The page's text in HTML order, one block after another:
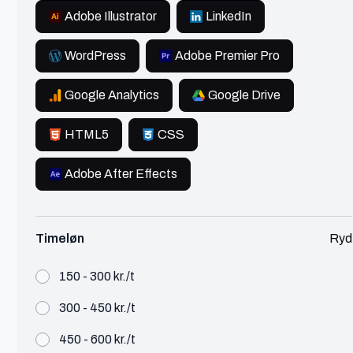
Adobe Illustrator
LinkedIn
WordPress
Adobe Premier Pro
Google Analytics
Google Drive
HTML5
CSS
Adobe After Effects
Timeløn
Ryd
150 - 300 kr./t
300 - 450 kr./t
450 - 600 kr./t
Automation Specialist fra Gentofte
Se profil
Christian
København
Content writer
Tekst & Kommunikation
Christian er en freelance Content writer fra
København